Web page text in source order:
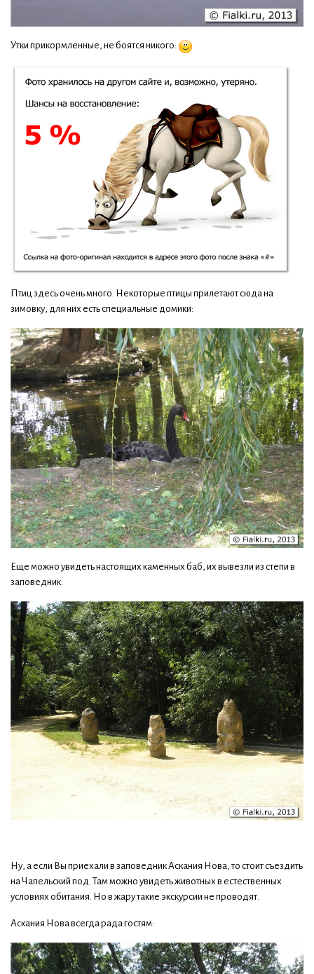
Утки прикормленные, не боятся никого:
Птиц здесь очень много. Некоторые птицы прилетают сюда на
зимовку, для них есть специальные домики:
Еще можно увидеть настоящих каменных баб, их вывезли из степи в
заповедник:
Ну, а если Вы приехали в заповедник Аскания Нова, то стоит съездить
на Чапельский под. Там можно увидеть животных в естественных
условиях обитания. Но в жару такие экскурсии не проводят.
Аскания Нова всегда рада гостям: